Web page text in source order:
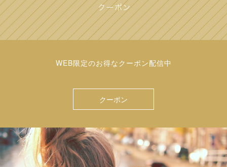
WEB限定のお得なクーポン配信中
クーポン